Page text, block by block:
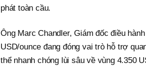
phát toàn cầu.
Ông Marc Chandler, Giám đốc điều
USD/ounce đang đóng vai trò hỗ trợ
thể nhanh chóng lùi sâu về vùng 4.350